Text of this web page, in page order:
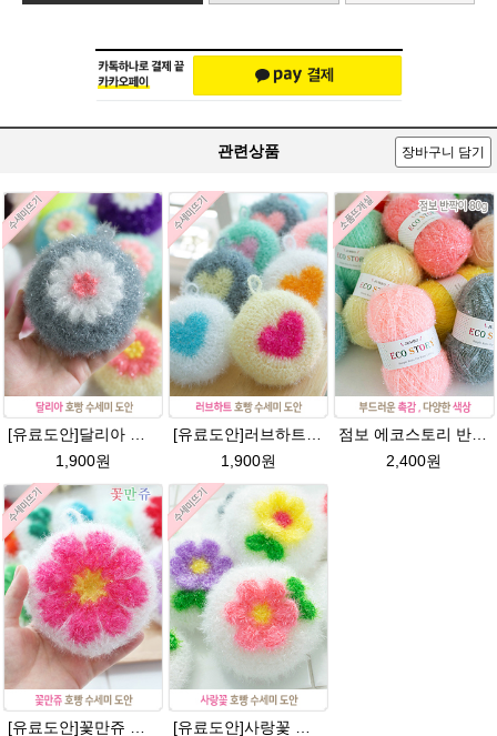
관련상품 장바구니 담기
[유료도안]달리아 호빵수세미뜨기 도안(수세미실은 옵션에서 추가구매 가능)/꽃수세미도안 /별호빵수세미처럼 예쁜수세미뜨기/빤짝이수세미실/웰빙수세미실/고급수세미실/데이지 반짝이수세미
1,900원
[유료도안]러브하트 호빵수세미뜨기 도안(수세미실은 옵션에서 추가구매 가능)/별호빵수세미처럼 예쁜수세미뜨기/빤짝이 수세미실/웰빙수세미실/고급수세미실/하트뜨기 반짝이수세미 하트수세미
1,900원
점보 에코스토리 반짝이 80g 대용량 수세미뜨기 뜨개실 친환경소품 뜨개질실//웰빙수세미실/반짝이수세미실/반짝이뜨개실/ 수세미실/대용량수세미/빤짝이실
2,400원